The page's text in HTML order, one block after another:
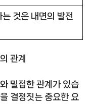
것은 내면의 발전
관계
밀접한 관계가 있습
결정짓는 중요한 요